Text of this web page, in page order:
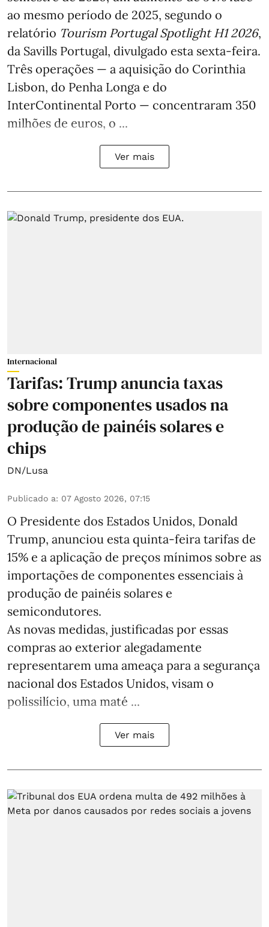
ao mesmo período de 2025, segundo o
relatório Tourism Portugal Spotlight H1 2026,
da Savills Portugal, divulgado esta sexta-feira.
Três operações — a aquisição do Corinthia
Lisbon, do Penha Longa e do
InterContinental Porto — concentraram 350
milhões de euros, o ...
Ver mais
Internacional
Tarifas: Trump anuncia taxas
sobre componentes usados na
produção de painéis solares e
chips
DN/Lusa
Publicado a: 07 Agosto 2026, 07:15
O Presidente dos Estados Unidos, Donald
Trump, anunciou esta quinta-feira tarifas de
15% e a aplicação de preços mínimos sobre as
importações de componentes essenciais à
produção de painéis solares e
semicondutores.
As novas medidas, justificadas por essas
compras ao exterior alegadamente
representarem uma ameaça para a segurança
nacional dos Estados Unidos, visam o
polissilício, uma maté ...
Ver mais